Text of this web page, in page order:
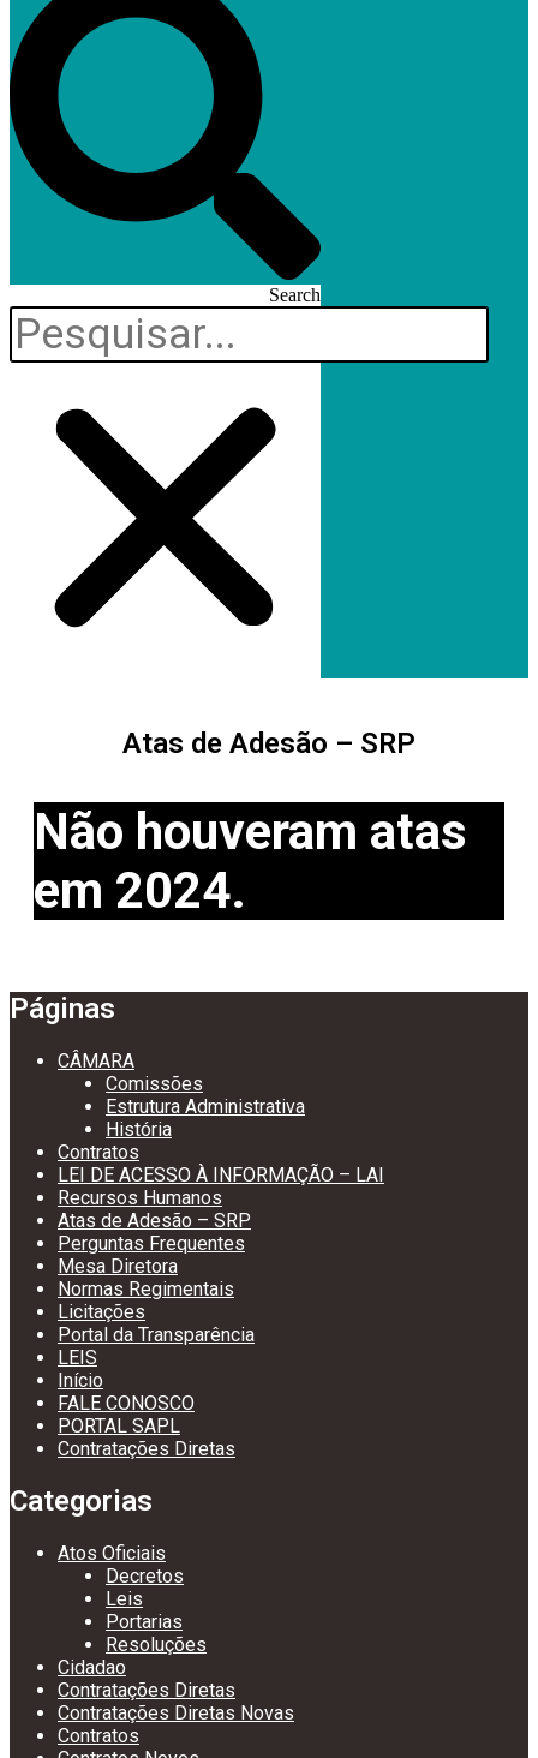
Search
Atas de Adesão – SRP
Não houveram atas
em 2024.
Páginas
CÂMARA
Comissões
Estrutura Administrativa
História
Contratos
LEI DE ACESSO À INFORMAÇÃO – LAI
Recursos Humanos
Atas de Adesão – SRP
Perguntas Frequentes
Mesa Diretora
Normas Regimentais
Licitações
Portal da Transparência
LEIS
Início
FALE CONOSCO
PORTAL SAPL
Contratações Diretas
Categorias
Atos Oficiais
Decretos
Leis
Portarias
Resoluções
Cidadao
Contratações Diretas
Contratações Diretas Novas
Contratos